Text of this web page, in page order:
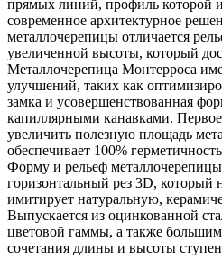
прямых линий, профиль которой
современное архитектурное
металлочерепицы отличается
увеличенной высоты, который
Металлочерепица Монтерроса
улучшений, таких как
замка и усовершенствованная
капиллярными канавками.
увеличить полезную площадь
обеспечивает 100%
Форму и рельеф
горизонтальный рез 3D, который
имитирует натуральную,
Выпускается из оцинкованной
цветовой гаммы, а также
сочетания длины и высоты